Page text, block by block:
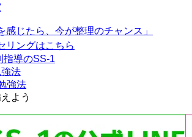
感じたら、今が整理のチャンス」
リングはこちら
指導のSS-1
法
強法
よう